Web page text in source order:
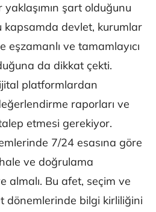
yaklaşımın şart olduğunu
kapsamda devlet, kurumlar
ve tamamlayıcı
da dikkat çekti.
platformlardan
raporları ve
etmesi gerekiyor.
7/24 esasına göre
ve doğrulama
almalı. Bu afet, seçim ve
dönemlerinde bilgi kirliliğini